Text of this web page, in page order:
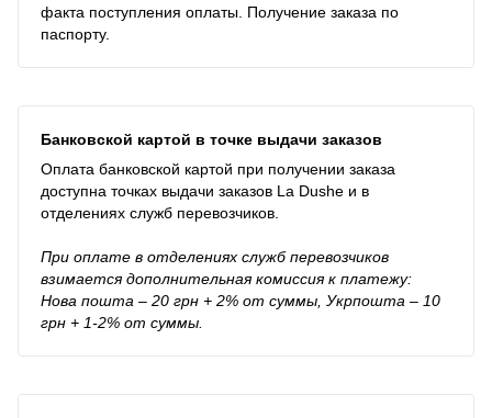
факта поступления оплаты. Получение заказа по
паспорту.
Банковской картой в точке выдачи заказов
Оплата банковской картой при получении заказа
доступна точках выдачи заказов La Dushe и в
отделениях служб перевозчиков.
При оплате в отделениях служб перевозчиков
взимается дополнительная комиссия к платежу:
Нова пошта – 20 грн + 2% от суммы, Укрпошта – 10
грн + 1-2% от суммы.